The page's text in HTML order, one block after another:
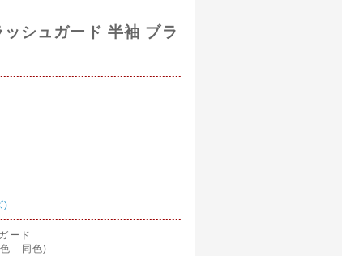
ッシュガード 半袖 ブラ
)
ード
色 同色)